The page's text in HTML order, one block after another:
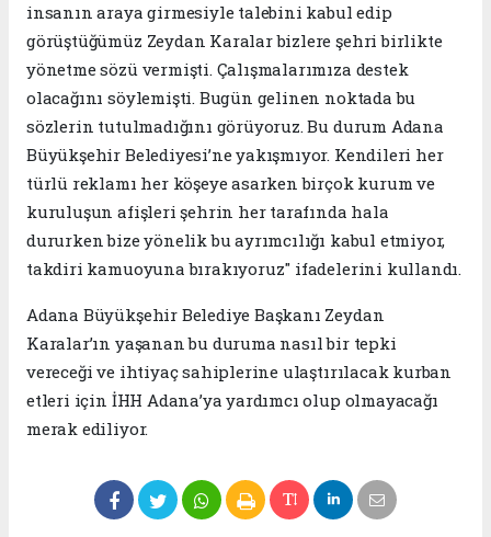
insanın araya girmesiyle talebini kabul edip
görüştüğümüz Zeydan Karalar bizlere şehri birlikte
yönetme sözü vermişti. Çalışmalarımıza destek
olacağını söylemişti. Bugün gelinen noktada bu
sözlerin tutulmadığını görüyoruz. Bu durum Adana
Büyükşehir Belediyesi’ne yakışmıyor. Kendileri her
türlü reklamı her köşeye asarken birçok kurum ve
kuruluşun afişleri şehrin her tarafında hala
dururken bize yönelik bu ayrımcılığı kabul etmiyor,
takdiri kamuoyuna bırakıyoruz" ifadelerini kullandı.
Adana Büyükşehir Belediye Başkanı Zeydan
Karalar’ın yaşanan bu duruma nasıl bir tepki
vereceği ve ihtiyaç sahiplerine ulaştırılacak kurban
etleri için İHH Adana’ya yardımcı olup olmayacağı
merak ediliyor.